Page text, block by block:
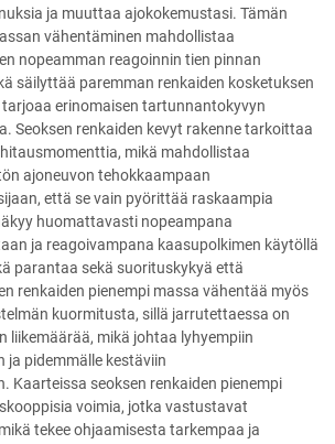
ja muuttaa ajokokemustasi. Tämän
vähentäminen mahdollistaa
nopeamman reagoinnin tien pinnan
säilyttää paremman renkaiden kosketuksen
erinomaisen tartunnantokyvyn
Seoksen renkaiden kevyt rakenne tarkoittaa
mikä mahdollistaa
ajoneuvon tehokkaampaan
että se vain pyörittää raskaampia
huomattavasti nopeampana
ja reagoivampana kaasupolkimen käytöllä
parantaa sekä suorituskykyä että
renkaiden pienempi massa vähentää myös
kuormitusta, sillä jarrutettaessa on
liikemäärää, mikä johtaa lyhyempiin
ja pidemmälle kestäviin
Kaarteissa seoksen renkaiden pienempi
voimia, jotka vastustavat
tekee ohjaamisesta tarkempaa ja